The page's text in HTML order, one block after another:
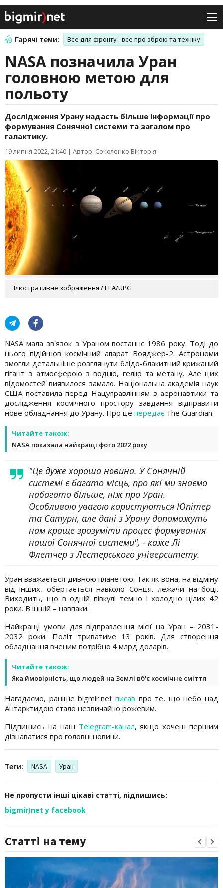
Гарячі теми: Все для фронту - все про зброю та техніку
NASA позначила Уран
головною метою для
польоту
Дослідження Урану надасть більше інформації про
формування Сонячної системи та загалом про
галактику.
19 липня 2022, 21:40 | Автор: Соколенко Вікторія
Ілюстративне зображення / EPA/UPG
NASA мала зв'язок з Ураном востаннє 1986 року. Тоді до
нього підійшов космічний апарат Вояджер-2. Астрономи
змогли детальніше розглянути блідо-блакитний крижаний
гігант з атмосферою з водню, гелію та метану. Але цих
відомостей виявилося замало. Національна академія наук
США поставила перед Нацуправлінням з аеронавтики та
дослідження космічного простору завдання відправити
нове обладнання до Урану. Про це передає The Guardian.
Читайте також:
NASA показала найкращі фото 2022 року
"Це дуже хороша новина. У Сонячній
системі є багато місць, про які ми знаємо
набагато більше, ніж про Уран.
Особливою увагою користуються Юпітер
та Сатурн, але дані з Урану допоможуть
нам краще зрозуміти процес формування
нашої Сонячної системи", - каже Лі
Флетчер з Лестерського університету.
Уран вважається дивною планетою. Так як вона, на відміну
від інших, обертається навколо Сонця, лежачи на боці.
Виходить, що в одній півкулі темно і холодно цілих 42
роки. В іншій – навпаки.
Найкращі умови для відправлення місії на Уран – 2031-
2032 роки. Політ триватиме 13 років. Для створення
обладнання вченим потрібно 4 млрд доларів.
Читайте також:
Яка ймовірність, що людей на Землі вб'є космічне сміття
Нагадаємо, раніше bigmir.net писав про те, що небо над
Антарктидою стало незвичайно рожевим.
Підпишись на наш Telegram-канал, якщо хочеш першим
дізнаватися про головні новини.
Теги: NASA Уран
Не пропусти інші цікаві статті, підпишись:
bigmir)net у facebook
Статті на тему